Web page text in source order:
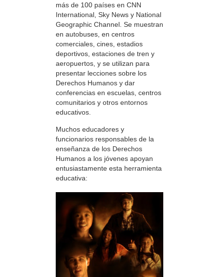
más de 100 países en CNN
International, Sky News y National
Geographic Channel. Se muestran
en autobuses, en centros
comerciales, cines, estadios
deportivos, estaciones de tren y
aeropuertos, y se utilizan para
presentar lecciones sobre los
Derechos Humanos y dar
conferencias en escuelas, centros
comunitarios y otros entornos
educativos.
Muchos educadores y
funcionarios responsables de la
enseñanza de los Derechos
Humanos a los jóvenes apoyan
entusiastamente esta herramienta
educativa: